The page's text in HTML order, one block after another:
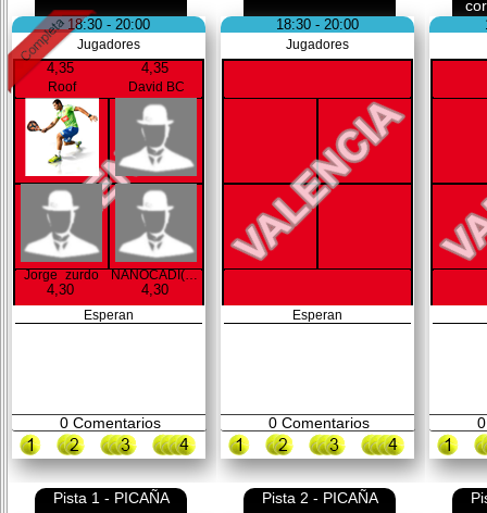
18:30 - 20:00
Jugadores
4,35
Roof
4,35
David BC
Jorge_zurdo
4,30
NANOCADI(DERECH
4,30
Esperan
0Comentarios
18:30 - 20:00
Jugadores
Esperan
0Comentarios 0
Pista 1 - PICAÑA Pista 2 - PICAÑA